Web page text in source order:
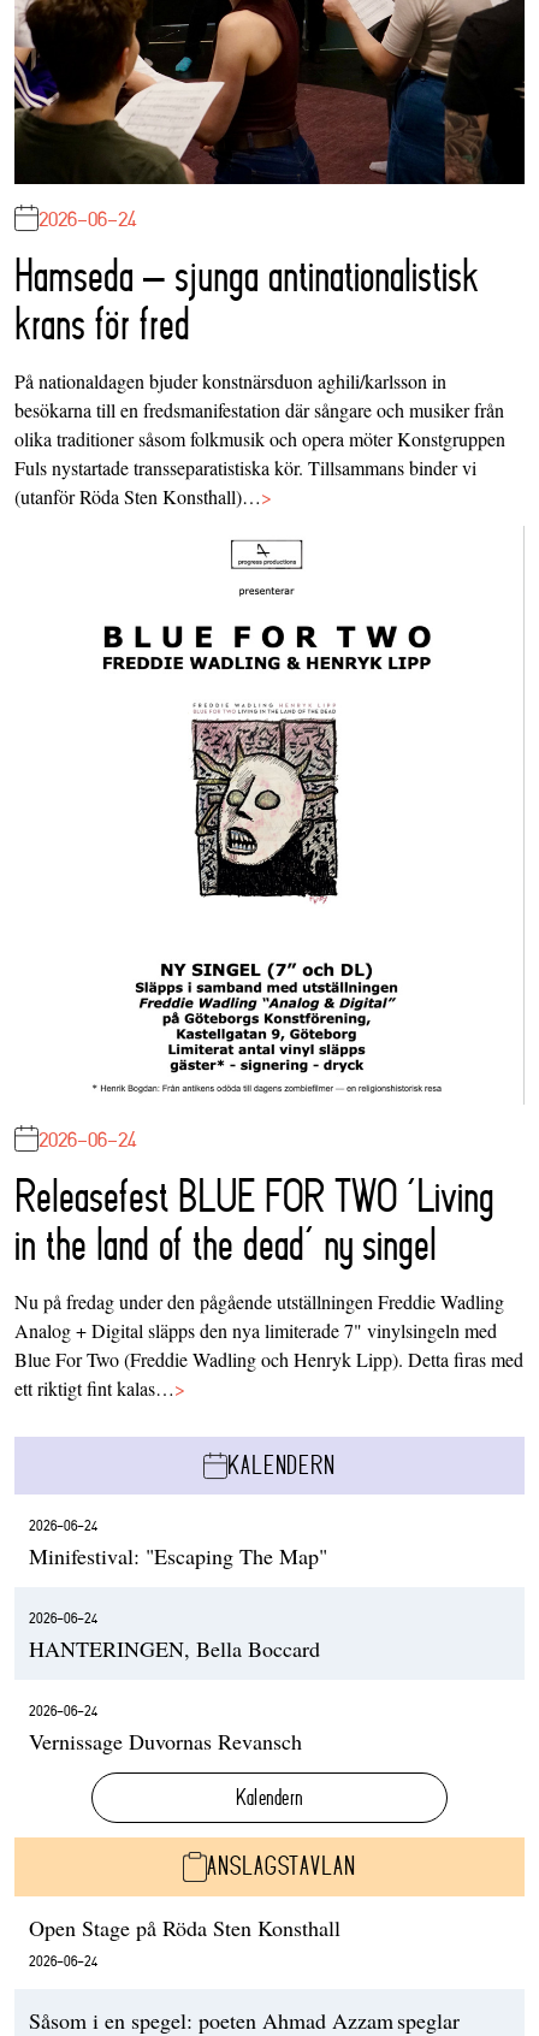
2026-06-24
Hamseda – sjunga antinationalistisk
krans för fred
På nationaldagen bjuder konstnärsduon aghili/karlsson in
besökarna till en fredsmanifestation där sångare och musiker från
olika traditioner såsom folkmusik och opera möter Konstgruppen
Fuls nystartade transseparatistiska kör. Tillsammans binder vi
(utanför Röda Sten Konsthall)…>
2026-06-24
Releasefest BLUE FOR TWO ‘Living
in the land of the dead’ ny singel
Nu på fredag under den pågående utställningen Freddie Wadling
Analog + Digital släpps den nya limiterade 7" vinylsingeln med
Blue For Two (Freddie Wadling och Henryk Lipp). Detta firas med
ett riktigt fint kalas…>
KALENDERN
2026-06-24
Minifestival: "Escaping The Map"
2026-06-24
HANTERINGEN, Bella Boccard
2026-06-24
Vernissage Duvornas Revansch
Kalendern
ANSLAGSTAVLAN
Open Stage på Röda Sten Konsthall
2026-06-24
Såsom i en spegel: poeten Ahmad Azzam speglar